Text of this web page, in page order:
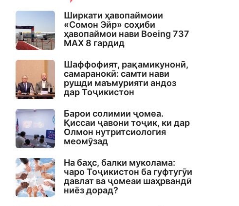
Ширкати ҳавопаймоии
«Сомон Эйр» соҳиби
ҳавопаймои нави Boeing 737
MAX 8 гардид
Шаффофият, рақамикунонӣ,
самаранокӣ: самти нави
рушди маъмурияти андоз
дар Тоҷикистон
Барои солимии ҷомеа.
Қиссаи ҷавони тоҷик, ки дар
Олмон нутритсиология
меомӯзад
На баҳс, балки муколама:
чаро Тоҷикистон ба гуфтугӯи
давлат ва ҷомеаи шаҳрвандӣ
ниёз дорад?